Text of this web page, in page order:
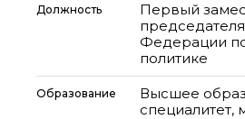
Должность
Первый
Федерации
политике
Образование
Высшее
специалитет,